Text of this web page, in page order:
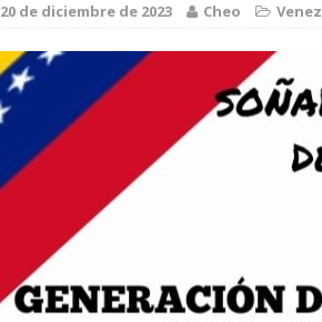
20 de diciembre de 2023 Cheo